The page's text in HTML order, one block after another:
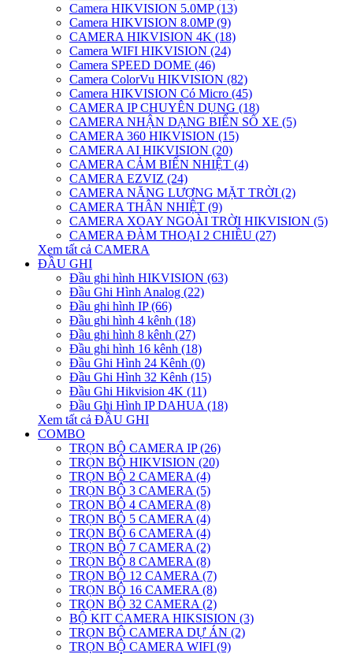
Camera HIKVISION 5.0MP (13)
Camera HIKVISION 8.0MP (9)
CAMERA HIKVISION 4K (18)
Camera WIFI HIKVISION (24)
Camera SPEED DOME (46)
Camera ColorVu HIKVISION (82)
Camera HIKVISION Có Micro (45)
CAMERA IP CHUYÊN DỤNG (18)
CAMERA NHẬN DẠNG BIỂN SỐ XE (5)
CAMERA 360 HIKVISION (15)
CAMERA AI HIKVISION (20)
CAMERA CẢM BIẾN NHIỆT (4)
CAMERA EZVIZ (24)
CAMERA NĂNG LƯỢNG MẶT TRỜI (2)
CAMERA THÂN NHIỆT (9)
CAMERA XOAY NGOÀI TRỜI HIKVISION (5)
CAMERA ĐÀM THOẠI 2 CHIỀU (27)
Xem tất cả CAMERA
ĐẦU GHI
Đầu ghi hình HIKVISION (63)
Đầu Ghi Hình Analog (22)
Đầu ghi hình IP (66)
Đầu ghi hình 4 kênh (18)
Đầu ghi hình 8 kênh (27)
Đầu ghi hình 16 kênh (18)
Đầu Ghi Hình 24 Kênh (0)
Đầu Ghi Hình 32 Kênh (15)
Đầu Ghi Hikvision 4K (11)
Đầu Ghi Hình IP DAHUA (18)
Xem tất cả ĐẦU GHI
COMBO
TRỌN BỘ CAMERA IP (26)
TRỌN BỘ HIKVISION (20)
TRỌN BỘ 2 CAMERA (4)
TRỌN BỘ 3 CAMERA (5)
TRỌN BỘ 4 CAMERA (8)
TRỌN BỘ 5 CAMERA (4)
TRỌN BỘ 6 CAMERA (4)
TRỌN BỘ 7 CAMERA (2)
TRỌN BỘ 8 CAMERA (8)
TRỌN BỘ 12 CAMERA (7)
TRỌN BỘ 16 CAMERA (8)
TRỌN BỘ 32 CAMERA (2)
BỘ KIT CAMERA HIKSISION (3)
TRỌN BỘ CAMERA DỰ ÁN (2)
TRỌN BỘ CAMERA WIFI (9)